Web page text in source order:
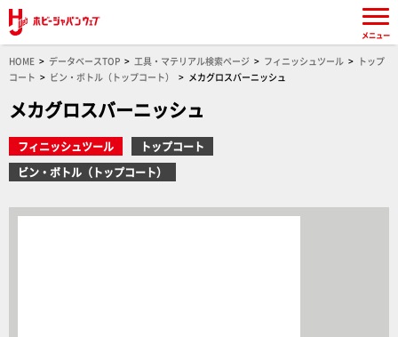
HOME データベースTOP 工具・マテリアル検索ページ フィニッシュツール
トップ
コート
ビン・ボトル（トップコート） メカグロスバーニッシュ
メカグロスバーニッシュ
フィニッシュツール
トップコート
ビン・ボトル（トップコート）
メニュー